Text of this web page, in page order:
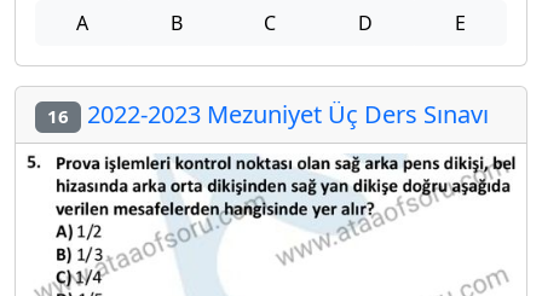
A B C D E
16 2022-2023 Mezuniyet Üç Ders Sınavı